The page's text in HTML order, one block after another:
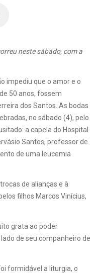
neste sábado, com a
impediu que o amor e o
50 anos, fossem
dos Santos. As bodas
no sábado (4), pelo
a capela do Hospital
Santos, professor de
de uma leucemia
de alianças e à
filhos Marcos Vinícius,
grata ao poder
de seu companheiro de
formidável a liturgia, o